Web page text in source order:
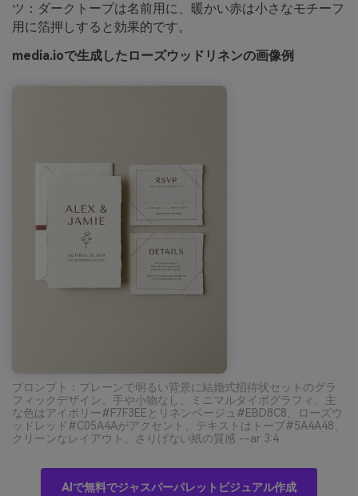
ツ：ダークトープは名前用に、暖かい赤は小さなモチーフ
用に箔押しすると効果的です。
media.ioで生成したローズウッドリネンの画像例
プロンプト：プレーンで明るい背景に結婚式招待状セットのグラ
フィックデザイン、手や小物なし、ミニマルタイポグラフィ、主
な色はアイボリー#F7F3EEとリネンベージュ#EBD8C8、ローズウ
ッドレッド#C05A4Aがアクセント、テキストはトープ#5A4A48、
クリーンなレイアウト、さりげない紙の質感 --ar 3:4
AIで無料でジャスパーパレットビジュアル作成